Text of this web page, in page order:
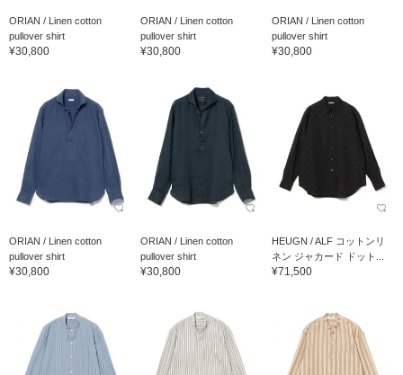
ORIAN / Linen cotton
pullover shirt
¥30,800
ORIAN / Linen cotton
pullover shirt
¥30,800
ORIAN / Linen cotton
pullover shirt
¥30,800
ORIAN / Linen cotton
pullover shirt
¥30,800
ORIAN / Linen cotton
pullover shirt
¥30,800
HEUGN / ALF コットンリ
ネン ジャカード ドット...
¥71,500